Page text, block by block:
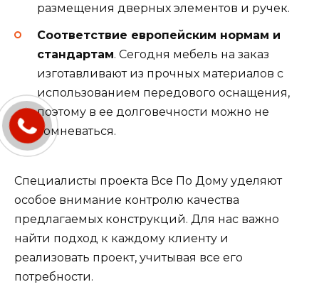
размещения дверных элементов и ручек.
Соответствие европейским нормам и
стандартам. Сегодня мебель на заказ
изготавливают из прочных материалов с
использованием передового оснащения,
поэтому в ее долговечности можно не
сомневаться.
Специалисты проекта Все По Дому уделяют
особое внимание контролю качества
предлагаемых конструкций. Для нас важно
найти подход к каждому клиенту и
реализовать проект, учитывая все его
потребности.